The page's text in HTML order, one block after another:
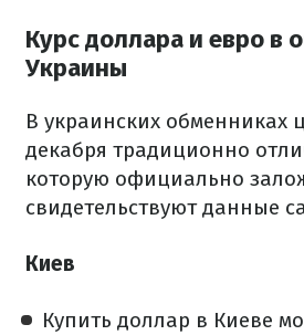
Курс доллара и евро в
Украины
В украинских обменниках
декабря традиционно
которую официально
свидетельствуют данные
Киев
Купить доллар в Киеве